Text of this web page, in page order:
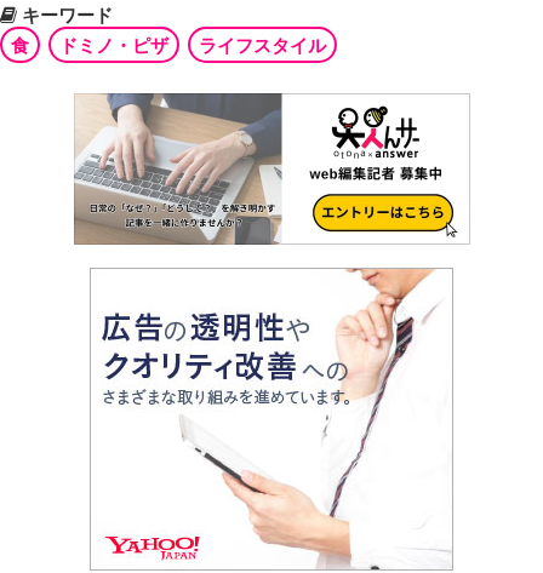
キーワード
食
ドミノ・ピザ ライフスタイル